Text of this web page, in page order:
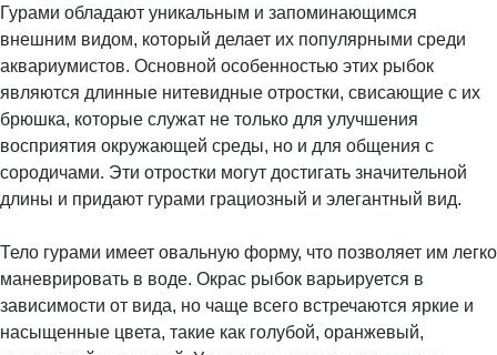
Гурами обладают уникальным и запоминающимся
внешним видом, который делает их популярными среди
аквариумистов. Основной особенностью этих рыбок
являются длинные нитевидные отростки, свисающие с их
брюшка, которые служат не только для улучшения
восприятия окружающей среды, но и для общения с
сородичами. Эти отростки могут достигать значительной
длины и придают гурами грациозный и элегантный вид.
Тело гурами имеет овальную форму, что позволяет им легко
маневрировать в воде. Окрас рыбок варьируется в
зависимости от вида, но чаще всего встречаются яркие и
насыщенные цвета, такие как голубой, оранжевый,